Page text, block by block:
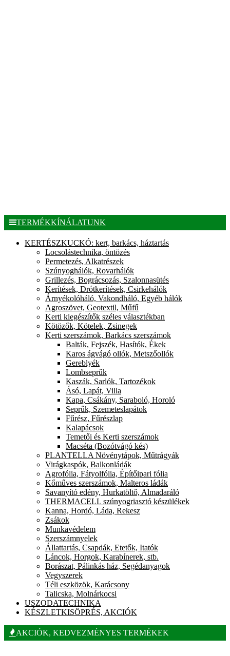
TERMÉKKÍNÁLATUNK
KERTÉSZKUCKÓ: kert, barkács, háztartás
Locsolástechnika, öntözés
Permetezés, Alkatrészek
Szúnyoghálók, Rovarhálók
Grillezés, Bográcsozás, Szalonnasütés
Kerítések, Drótkerítések, Csirkehálók
Árnyékolóháló, Vakondháló, Egyéb hálók
Agroszövet, Geotextil, Műfű
Kerti kiegészítők széles választékban
Kötözők, Kötelek, Zsinegek
Kerti szerszámok, Barkács szerszámok
Balták, Fejszék, Hasítók, Ékek
Karos ágvágó ollók, Metszőollók
Gereblyék
Lombseprűk
Kaszák, Sarlók, Tartozékok
Ásó, Lapát, Villa
Kapa, Csákány, Saraboló, Horoló
Seprűk, Szemeteslapátok
Fűrész, Fűrészlap
Kalapácsok
Temetői és Kerti szerszámok
Macséta (Bozótvágó kés)
PLANTELLA Növénytápok, Műtrágyák
Virágkaspók, Balkonládák
Agrofólia, Fátyolfólia, Építőipari fólia
Kőműves szerszámok, Malteros ládák
Savanyító edény, Hurkatöltő, Almadaráló
THERMACELL szúnyogriasztó készülékek
Kanna, Hordó, Láda, Rekesz
Zsákok
Munkavédelem
Szerszámnyelek
Állattartás, Csapdák, Etetők, Itatók
Láncok, Horgok, Karabínerek, stb.
Borászat, Pálinkás ház, Segédanyagok
Vegyszerek
Téli eszközök, Karácsony
Talicska, Molnárkocsi
USZODATECHNIKA
KÉSZLETKISÖPRÉS, AKCIÓK
AKCIÓK, KEDVEZMÉNYES TERMÉKEK